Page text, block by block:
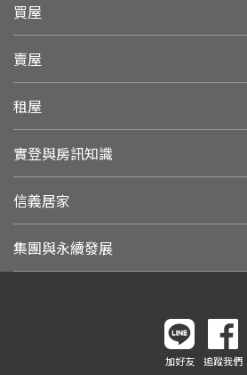
買屋
賣屋
租屋
實登與房訊知識
信義居家
集團與永續發展
加好友 追蹤我們